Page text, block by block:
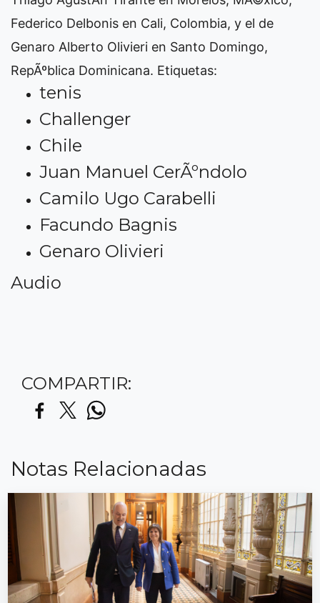
Federico Delbonis en Cali, Colombia, y el de
Genaro Alberto Olivieri en Santo Domingo,
RepÃºblica Dominicana. Etiquetas:
tenis
Challenger
Chile
Juan Manuel CerÃºndolo
Camilo Ugo Carabelli
Facundo Bagnis
Genaro Olivieri
Audio
COMPARTIR:
Notas Relacionadas